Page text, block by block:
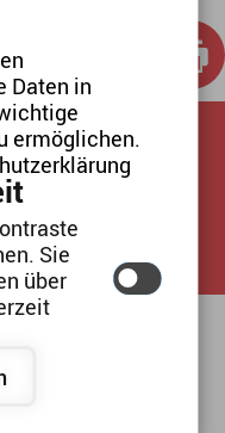
1
Daten in
ermöglichen.
Sie
über